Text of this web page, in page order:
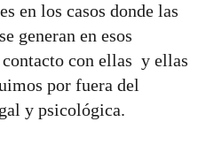
en los casos donde las
generan en esos
contacto con ellas y ellas
por fuera del
y psicológica.